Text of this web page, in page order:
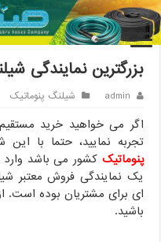
خانه / شیلنگ پنوماتیک /
بزرگترین نمایندگی
admin شیلنگ پنوماتیک
اگر می خواهید خرید
تجربه نمایید، حتما با این
پنوماتیک کشور می باشد وارد
یک نمایندگی فروش معتبر
ای برای مشتریان بوده است.
باشید.